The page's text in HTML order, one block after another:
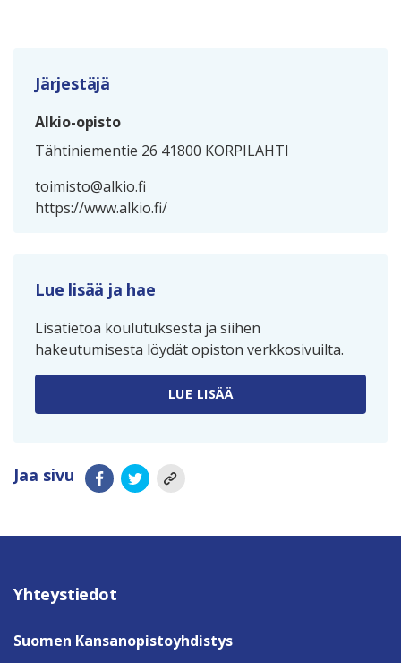
Järjestäjä
Alkio-opisto
Tähtiniementie 26 41800 KORPILAHTI
toimisto@alkio.fi
https://www.alkio.fi/
Lue lisää ja hae
Lisätietoa koulutuksesta ja siihen
hakeutumisesta löydät opiston verkkosivuilta.
LUE LISÄÄ
Jaa sivu
Yhteystiedot
Suomen Kansanopistoyhdistys